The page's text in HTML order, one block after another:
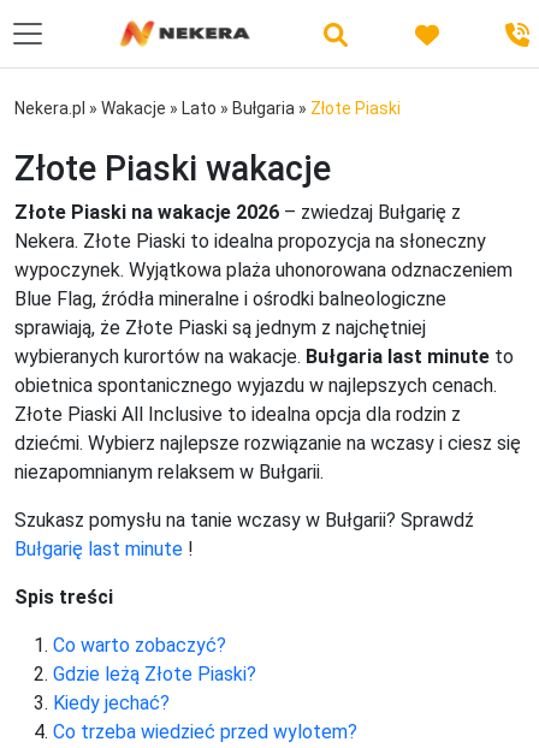
Nekera.pl » Wakacje » Lato » Bułgaria » Złote Piaski
Złote Piaski wakacje
Złote Piaski na wakacje 2026 – zwiedzaj Bułgarię z
Nekera. Złote Piaski to idealna propozycja na słoneczny
wypoczynek. Wyjątkowa plaża uhonorowana odznaczeniem
Blue Flag, źródła mineralne i ośrodki balneologiczne
sprawiają, że Złote Piaski są jednym z najchętniej
wybieranych kurortów na wakacje. Bułgaria last minute to
obietnica spontanicznego wyjazdu w najlepszych cenach.
Złote Piaski All Inclusive to idealna opcja dla rodzin z
dziećmi. Wybierz najlepsze rozwiązanie na wczasy i ciesz się
niezapomnianym relaksem w Bułgarii.
Szukasz pomysłu na tanie wczasy w Bułgarii? Sprawdź
Bułgarię last minute !
Spis treści
Co warto zobaczyć?
Gdzie leżą Złote Piaski?
Kiedy jechać?
Co trzeba wiedzieć przed wylotem?